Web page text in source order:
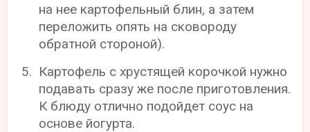
на нее картофельный блин, а затем
переложить опять на сковороду
обратной стороной).
Картофель с хрустящей корочкой нужно
подавать сразу же после приготовления.
К блюду отлично подойдет соус на
основе йогурта.